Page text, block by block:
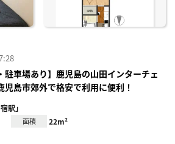
駐車場あり】鹿児島の山田インターチェ
島市郊外で格安で利用に便利！
駅」
面積 22m²